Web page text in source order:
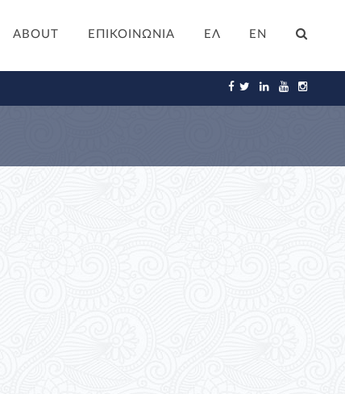
ABOUT ΕΠΙΚΟΙΝΩΝΙΑ ΕΛ EN